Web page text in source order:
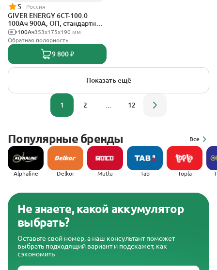
5 Россия
GIVER ENERGY 6СТ-100.0
100Ач 900А, ОП, стандартные
клеммы353х175х190 мм
100Ач
Обратная полярность
9 800 ₽
Показать ещё
1 2 12
Популярные бренды Все
Alphaline Delkor Mutlu Tab Topla
Не знаете, какой аккумулятор
выбрать?
Оставьте свой номер, а наш консультант поможет
выбрать подходящий вариант и подскажет, как
сэкономить